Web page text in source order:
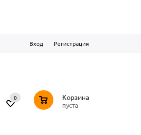
Вход Регистрация
0 0 Корзина
пуста